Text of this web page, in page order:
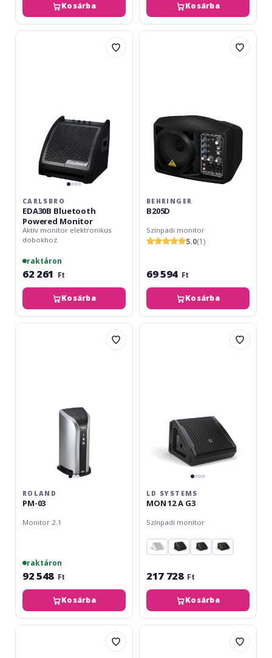
Kosárba Kosárba
Carlsbro
CARLSBRO
EDA30B Bluetooth
Powered Monitor
Aktív monitor elektronikus
dobokhoz
raktáron
62 261 Ft
Kosárba
Behringer
BEHRINGER
B205D
Színpadi monitor
5.0(1)
69 594 Ft
Kosárba
Roland
ROLAND
PM-03
Monitor 2.1
raktáron
92 548 Ft
Kosárba
LD
LD SYSTEMS
MON 12 A G3
Színpadi monitor
217 728 Ft
Kosárba
RCF
Electro-